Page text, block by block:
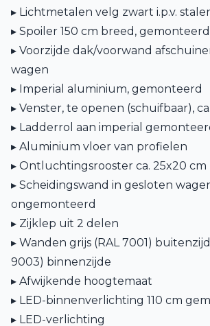
▸ Lichtmetalen velg zwart i.p.v.
▸ Spoiler 150 cm breed, gemonteerd
▸ Voorzijde dak/voorwand
wagen
▸ Imperial aluminium, gemonteerd
▸ Venster, te openen (schuifbaar),
▸ Ladderrol aan imperial
▸ Aluminium vloer van profielen
▸ Ontluchtingsrooster ca. 25x20 cm
▸ Scheidingswand in gesloten
ongemonteerd
▸ Zijklep uit 2 delen
▸ Wanden grijs (RAL 7001)
9003) binnenzijde
▸ Afwijkende hoogtemaat
▸ LED-binnenverlichting 110 cm
▸ LED-verlichting